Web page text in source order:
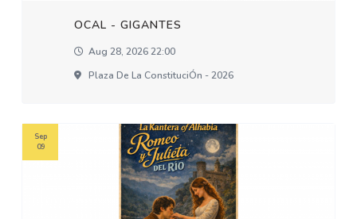
OCAL - GIGANTES
Aug 28, 2026 22:00
Plaza De La ConstituciÓn - 2026
Sep
09